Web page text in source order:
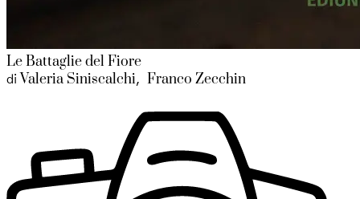
Le Battaglie del Fiore
di Valeria Siniscalchi, Franco Zecchin